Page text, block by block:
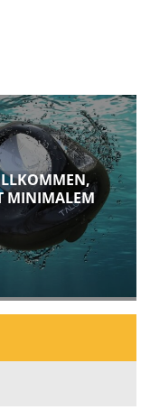
MINIMALEM